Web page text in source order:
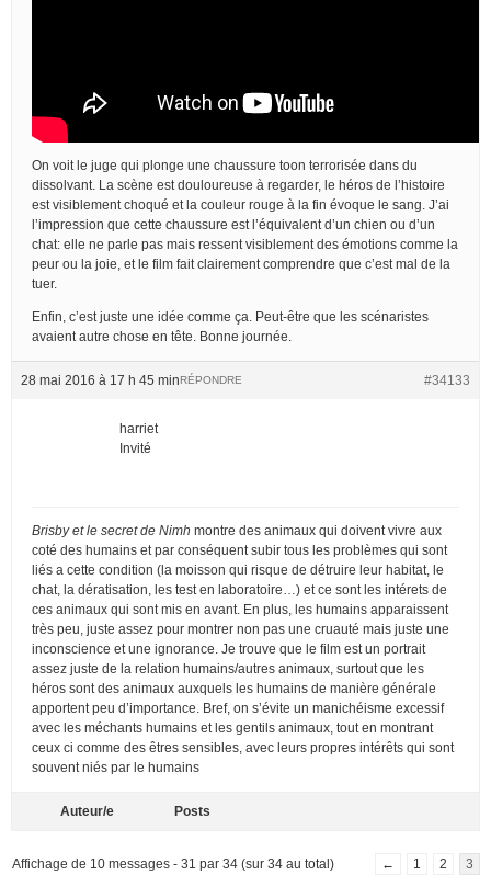
On voit le juge qui plonge une chaussure toon terrorisée dans du
dissolvant. La scène est douloureuse à regarder, le héros de l’histoire
est visiblement choqué et la couleur rouge à la fin évoque le sang. J’ai
l’impression que cette chaussure est l’équivalent d’un chien ou d’un
chat: elle ne parle pas mais ressent visiblement des émotions comme la
peur ou la joie, et le film fait clairement comprendre que c’est mal de la
tuer.
Enfin, c’est juste une idée comme ça. Peut-être que les scénaristes
avaient autre chose en tête. Bonne journée.
28 mai 2016 à 17 h 45 min #34133
RÉPONDRE
harriet
Invité
Brisby et le secret de Nimh montre des animaux qui doivent vivre aux
coté des humains et par conséquent subir tous les problèmes qui sont
liés a cette condition (la moisson qui risque de détruire leur habitat, le
chat, la dératisation, les test en laboratoire…) et ce sont les intérets de
ces animaux qui sont mis en avant. En plus, les humains apparaissent
très peu, juste assez pour montrer non pas une cruauté mais juste une
inconscience et une ignorance. Je trouve que le film est un portrait
assez juste de la relation humains/autres animaux, surtout que les
héros sont des animaux auxquels les humains de manière générale
apportent peu d’importance. Bref, on s’évite un manichéisme excessif
avec les méchants humains et les gentils animaux, tout en montrant
ceux ci comme des êtres sensibles, avec leurs propres intérêts qui sont
souvent niés par le humains
Auteur/e Posts
Affichage de 10 messages - 31 par 34 (sur 34 au total) ← 1 2 3